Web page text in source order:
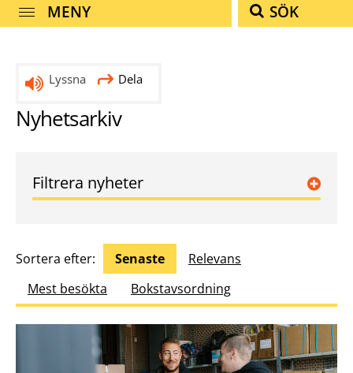
MENY SÖK
Lyssna Dela
Nyhetsarkiv
Filtrera nyheter
Sortera efter: Senaste
Relevans
Mest besökta
Bokstavsordning